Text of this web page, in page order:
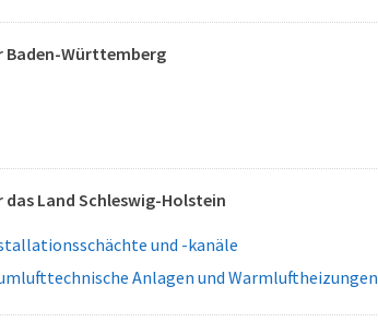
Baden-Württemberg
Land Schleswig-Holstein
und -kanäle
Anlagen und Warmluftheizungen